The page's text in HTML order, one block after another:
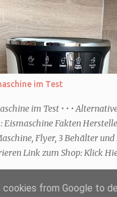
in das Haus und muss
Meine
dem ich mich direkt fragte:
vor wenigen Wochen las ich
Titel. Tatsächlich
aber noch eine
im Test
im Test • • •
Eismaschine Fakten
Flyer, 3 Behälter und
Link zum Shop: Klick
Schritte Die Maschine
nicht viel beinhaltet ist
cookies from Google to